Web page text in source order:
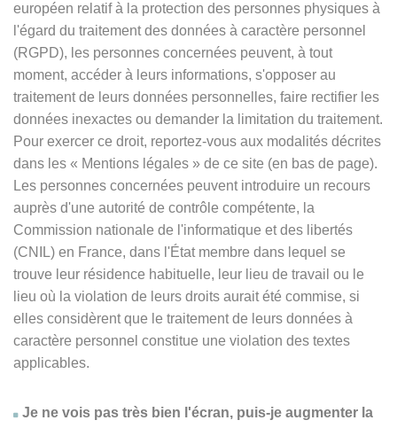
européen relatif à la protection des personnes physiques à
l'égard du traitement des données à caractère personnel
(RGPD), les personnes concernées peuvent, à tout
moment, accéder à leurs informations, s'opposer au
traitement de leurs données personnelles, faire rectifier les
données inexactes ou demander la limitation du traitement.
Pour exercer ce droit, reportez-vous aux modalités décrites
dans les « Mentions légales » de ce site (en bas de page).
Les personnes concernées peuvent introduire un recours
auprès d'une autorité de contrôle compétente, la
Commission nationale de l'informatique et des libertés
(CNIL) en France, dans l'État membre dans lequel se
trouve leur résidence habituelle, leur lieu de travail ou le
lieu où la violation de leurs droits aurait été commise, si
elles considèrent que le traitement de leurs données à
caractère personnel constitue une violation des textes
applicables.
Je ne vois pas très bien l'écran, puis-je augmenter la